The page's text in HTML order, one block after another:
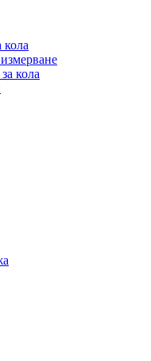
кола
кола